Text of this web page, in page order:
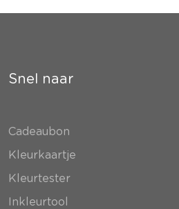
Snel naar
Cadeaubon
Kleurkaartje
Kleurtester
Inkleurtool